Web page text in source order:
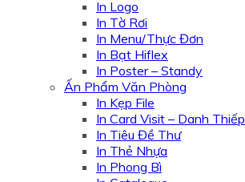
In Logo
In Tờ Rơi
In Menu/Thực Đơn
In Bạt Hiflex
In Poster – Standy
Ấn Phẩm Văn Phòng
In Kẹp File
In Card Visit – Danh Thiếp
In Tiêu Đề Thư
In Thẻ Nhựa
In Phong Bì